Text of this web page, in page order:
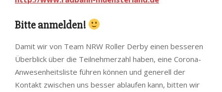
Bitte anmelden!
Damit wir von Team NRW Roller Derby einen besseren
Überblick über die Teilnehmerzahl haben, eine Corona-
Anwesenheitsliste führen können und generell der
Kontakt zwischen uns besser ablaufen kann, bitten wir